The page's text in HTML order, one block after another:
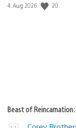
Veröffentlichungsdatum:
4. Aug 2026 20
Beast of